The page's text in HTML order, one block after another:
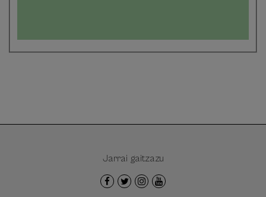
Jarrai gaitzazu